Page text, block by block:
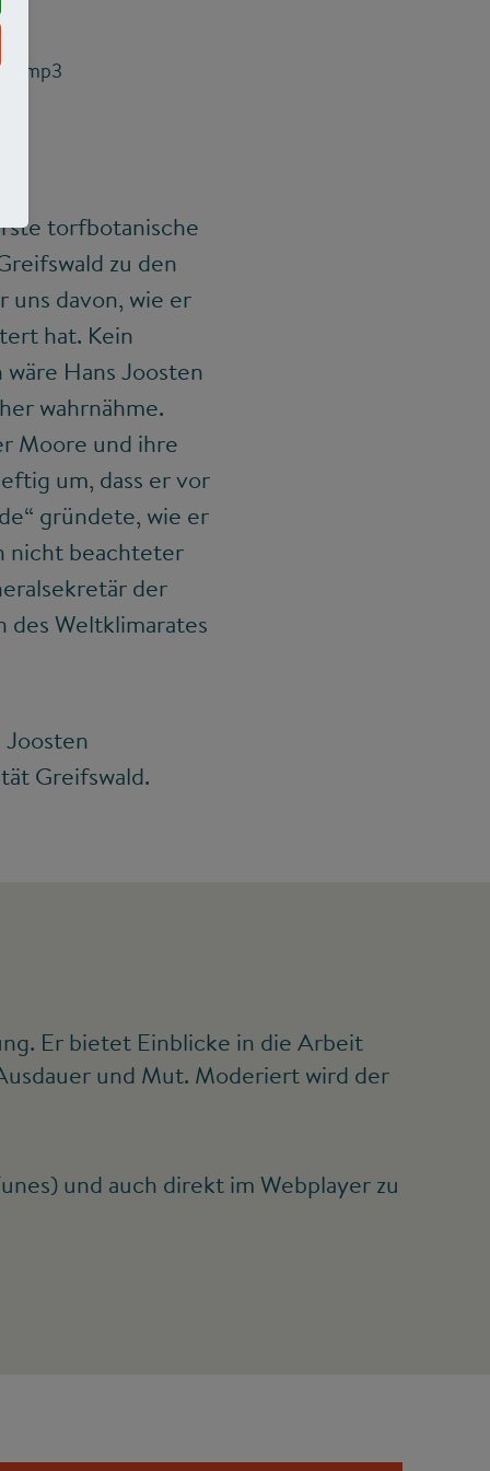
torfbotanische
zu den
davon, wie er
hat. Kein
Hans Joosten
wahrnähme.
Moore und ihre
um, dass er vor
gründete, wie er
nicht beachteter
der
des Weltklimarates
Greifswald.
Er bietet Einblicke in die Arbeit
und Mut. Moderiert wird der
und auch direkt im Webplayer zu